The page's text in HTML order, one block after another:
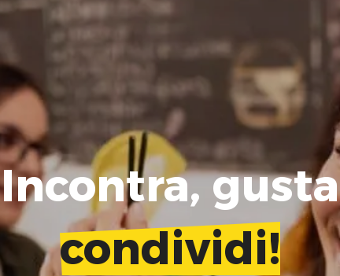
Incontra, gusta
condividi!